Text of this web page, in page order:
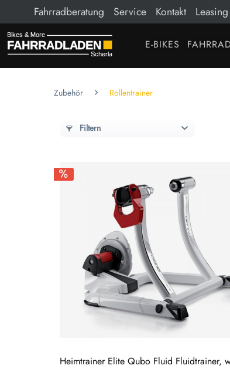
Fahrradberatung Service Kontakt Leasing
E-BIKES
Zubehör Rollentrainer
Filtern
Heimtrainer Elite Qubo Fluid Fluidtrainer,